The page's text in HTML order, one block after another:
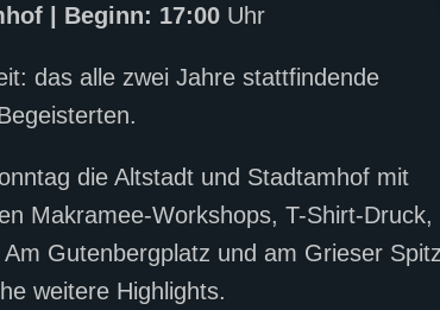
| Beginn: 17:00 Uhr
das alle zwei Jahre stattfindende
die Altstadt und Stadtamhof mit
Makramee-Workshops, T-Shirt-Druck,
Gutenbergplatz und am Grieser
weitere Highlights.